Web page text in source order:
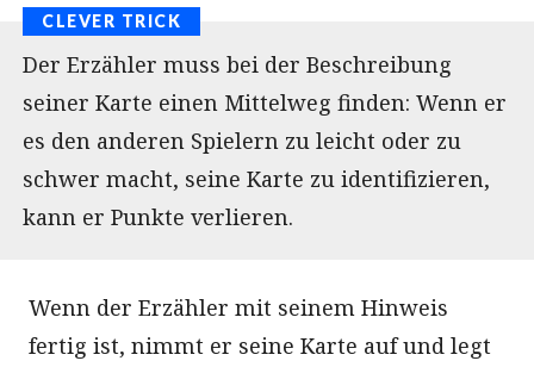
Der Erzähler muss bei der Beschreibung
seiner Karte einen Mittelweg finden: Wenn er
es den anderen Spielern zu leicht oder zu
schwer macht, seine Karte zu identifizieren,
kann er Punkte verlieren.
Wenn der Erzähler mit seinem Hinweis
fertig ist, nimmt er seine Karte auf und legt